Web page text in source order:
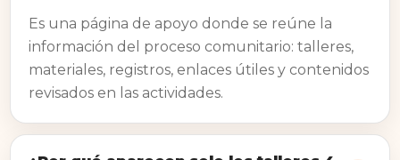
Es una página de apoyo donde se reúne la
información del proceso comunitario: talleres,
materiales, registros, enlaces útiles y contenidos
revisados en las actividades.